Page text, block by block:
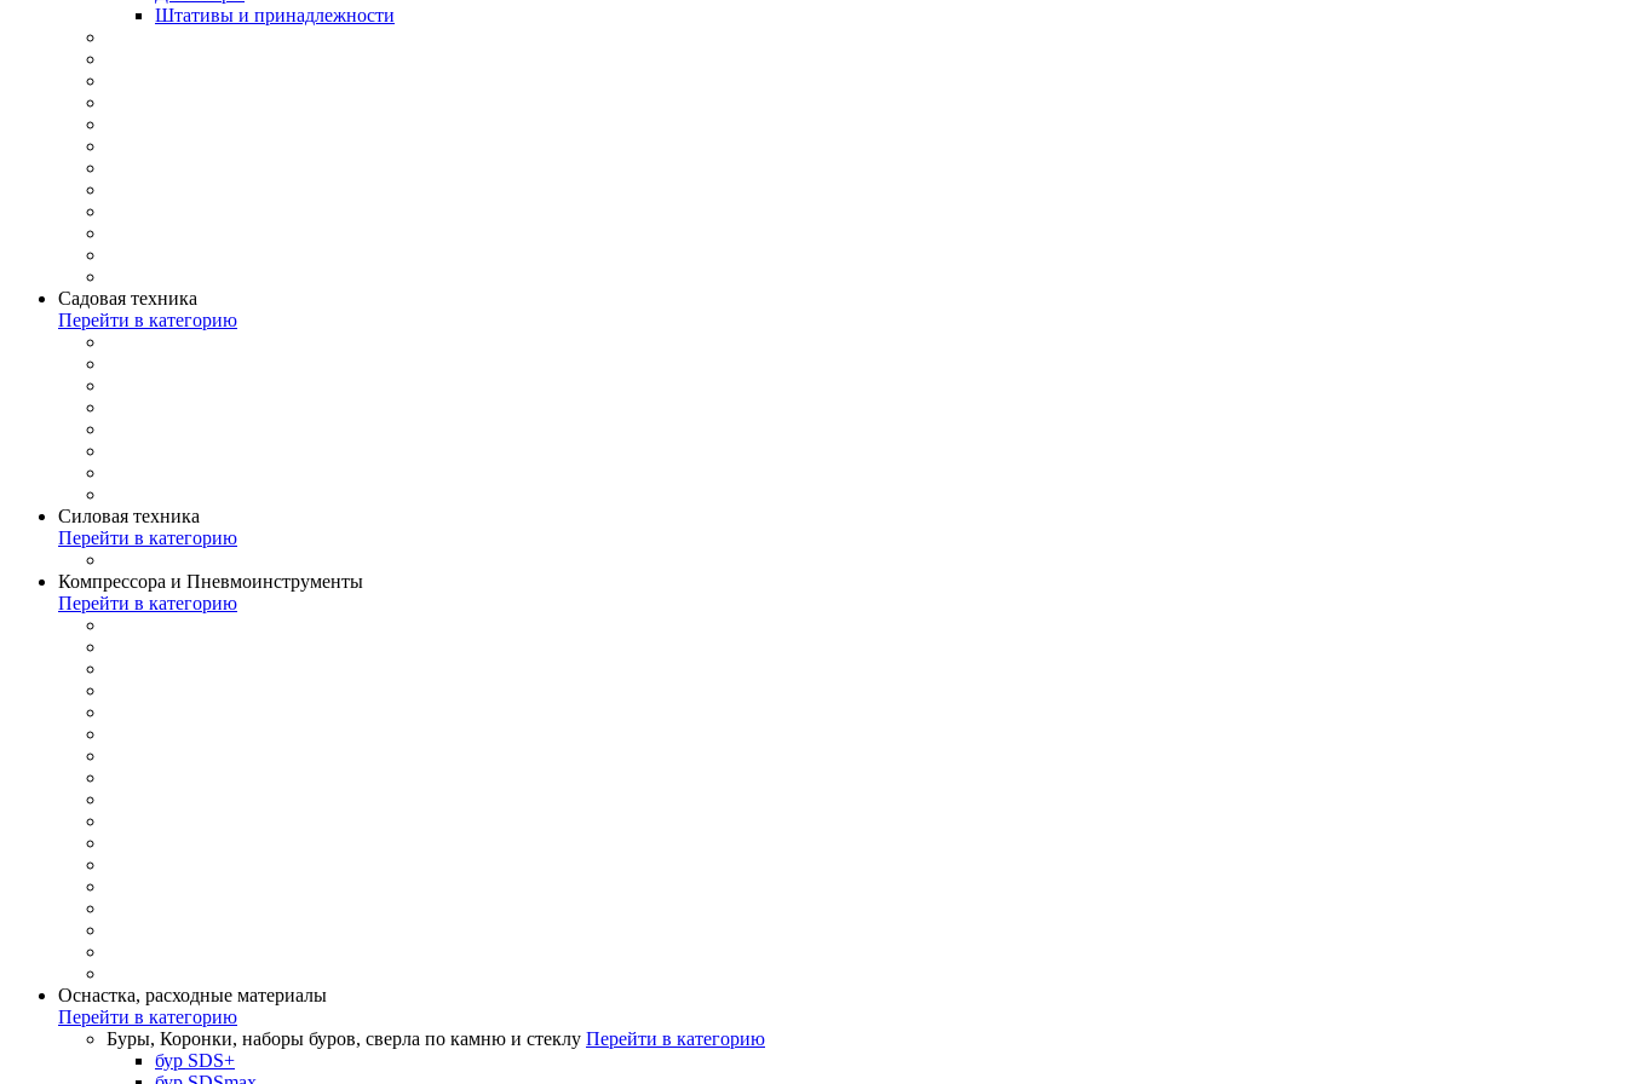
Штативы и принадлежности
Садовая техника
Перейти в категорию
Силовая техника
Перейти в категорию
Компрессора и Пневмоинструменты
Перейти в категорию
Оснастка, расходные материалы
Перейти в категорию
Буры, Коронки, наборы буров, сверла по камню и стеклу Перейти в категорию
бур SDS+